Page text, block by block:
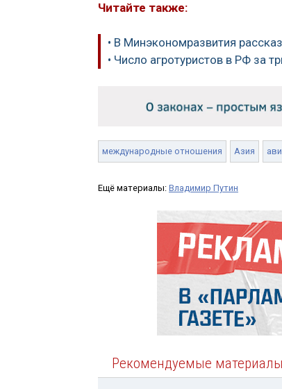
Читайте также:
• В Минэкономразвития
• Число агротуристов в РФ за
международные отношения Азия
Ещё материалы: Владимир Путин
Рекомендуемые материалы